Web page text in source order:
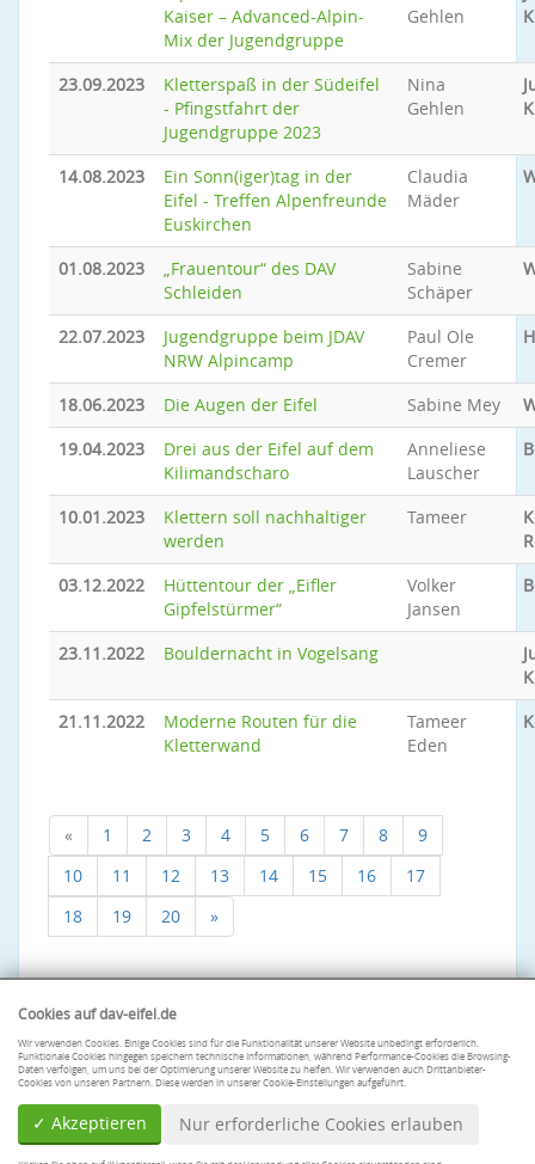
Kaiser – Advanced-Alpin-
Mix der Jugendgruppe
Gehlen
23.09.2023
Kletterspaß in der Südeifel
- Pfingstfahrt der
Jugendgruppe 2023
Nina
Gehlen
14.08.2023
Ein Sonn(iger)tag in der
Eifel - Treffen Alpenfreunde
Euskirchen
Claudia
Mäder
01.08.2023
„Frauentour“ des DAV
Schleiden
Sabine
Schäper
22.07.2023
Jugendgruppe beim JDAV
NRW Alpincamp
Paul Ole
Cremer
18.06.2023 Die Augen der Eifel Sabine Mey
19.04.2023
Drei aus der Eifel auf dem
Kilimandscharo
Anneliese
Lauscher
10.01.2023
Klettern soll nachhaltiger
werden
Tameer
03.12.2022
Hüttentour der „Eifler
Gipfelstürmer“
Volker
Jansen
23.11.2022 Bouldernacht in Vogelsang
21.11.2022
Moderne Routen für die
Kletterwand
Tameer
Eden
« 1 2 3 4 5 6 7 8
9
10
11 12 13 14 15 16
17
18
19 20 »
Cookies auf dav-eifel.de
Wir verwenden Cookies. Einige Cookies sind für die Funktionalität unserer Website unbedingt erforderlich.
Funktionale Cookies hingegen speichern technische Informationen, während Performance-Cookies die Browsing-
Daten verfolgen, um uns bei der Optimierung unserer Website zu helfen. Wir verwenden auch Drittanbieter-
Cookies von unseren Partnern. Diese werden in unserer Cookie-Einstellungen aufgeführt.
✓ Akzeptieren Nur erforderliche Cookies erlauben